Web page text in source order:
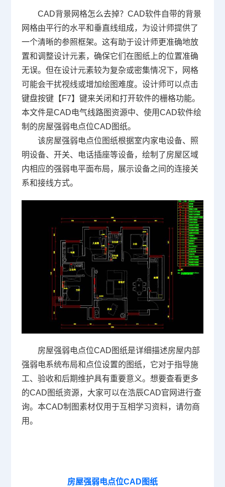
CAD背景网格怎么去掉？ CAD软件自带的背景
网格由平行的水平和垂直线组成，为设计师提供了
一个清晰的参照框架。这有助于设计师更准确地放
置和调整设计元素，确保它们在图纸上的位置准确
无误。但在设计元素较为复杂或密集情况下，网格
可能会干扰视线或增加绘图难度。设计师可以点击
键盘按键【F7】键来关闭和打开软件的栅格功能。
本文件是CAD电气线路图资源中、使用CAD软件绘
制的房屋强弱电点位CAD图纸。
该房屋强弱电点位图纸根据室内家电设备、照
明设备、开关、电话插座等设备，绘制了房屋区域
内相应的强弱电平面布局，展示设备之间的连接关
系和接线方式。
房屋强弱电点位CAD图纸是详细描述房屋内部
强弱电系统布局和点位设置的图纸，它对于指导施
工、验收和后期维护具有重要意义。想要查看更多
的CAD图纸资源，大家可以在浩辰CAD官网进行查
询。本CAD制图素材仅用于互相学习资料，请勿商
用。
房屋强弱电点位CAD图纸